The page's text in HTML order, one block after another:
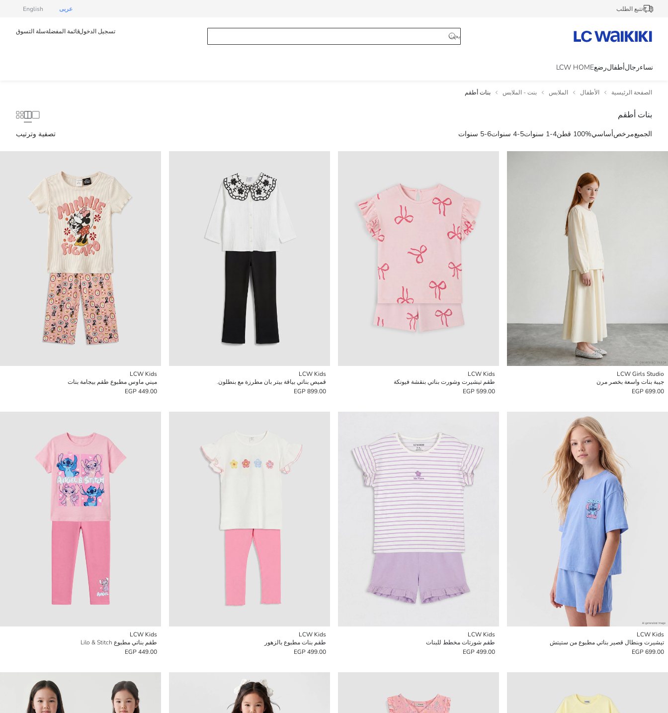
تتبع الطلب عربى English
تسجيل الدخولقائمة المفضلةسلة التسوق
نساءرجالأطفالرضعLCW HOME
الصفحة الرئيسية الأطفال الملابس بنت - الملابس بنات أطقم
بنات أطقم
الجميعمرخصأساسي100% قطن 1-4 سنوات 4-5 سنوات 5-6 سنوات تصفية وترتيب
LCW Girls Studio
جيبة بنات واسعة بخصر مرن
699.00 EGP
LCW Kids
طقم تيشيرت وشورت بناتي بنقشة فيونكة
599.00 EGP
LCW Kids
قميص بناتي بياقة بيتر بان مطرزة مع بنطلون.
899.00 EGP
LCW Kids
ميني ماوس مطبوع طقم بيجامة بنات
449.00 EGP
LCW Kids
تيشيرت وبنطال قصير بناتي مطبوع من ستيتش
699.00 EGP
LCW Kids
طقم شورتات مخطط للبنات
499.00 EGP
LCW Kids
طقم بنات مطبوع بالزهور
499.00 EGP
LCW Kids
طقم بناتي مطبوع Lilo & Stitch
449.00 EGP